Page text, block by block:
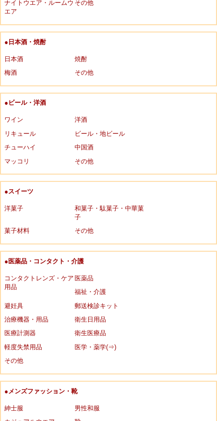
ナイトウエア・ルームウ
エア
その他
●日本酒・焼酎
日本酒
焼酎
梅酒
その他
●ビール・洋酒
ワイン
洋酒
リキュール
ビール・地ビール
チューハイ
中国酒
マッコリ
その他
●スイーツ
洋菓子
和菓子・駄菓子・中華菓
子
菓子材料
その他
●医薬品・コンタクト・介護
コンタクトレンズ・ケア
用品
医薬品
福祉・介護
避妊具
郵送検診キット
治療機器・用品
衛生日用品
医療計測器
衛生医療品
軽度失禁用品
医学・薬学(⇒)
その他
●メンズファッション・靴
紳士服
男性和服